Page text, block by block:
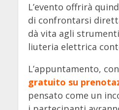
L’evento offrirà
di confrontarsi
dà vita agli
liuteria elettrica
L’appuntamento, con
gratuito su
pensato come un